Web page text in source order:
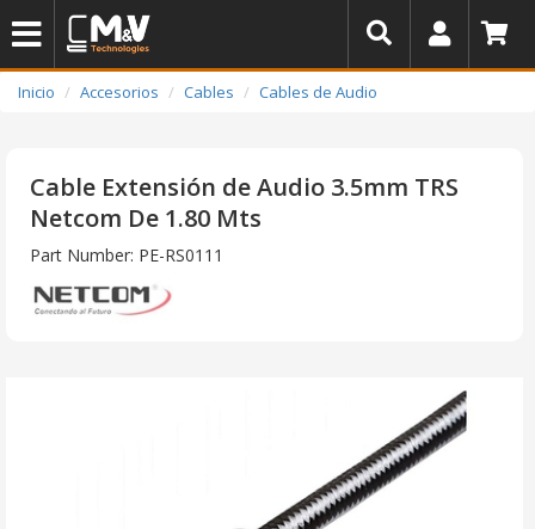
Inicio Accesorios Cables Cables de Audio
Cable Extensión de Audio 3.5mm TRS
Netcom De 1.80 Mts
Part Number: PE-RS0111